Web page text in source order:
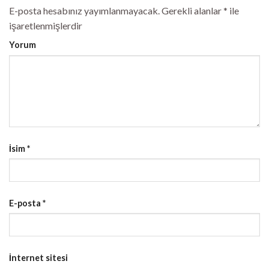
E-posta hesabınız yayımlanmayacak.Gerekli alanlar* ile
işaretlenmişlerdir
Yorum
İsim*
E-posta *
İnternet sitesi